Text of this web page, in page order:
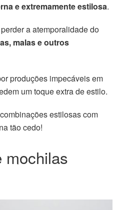
e extremamente estilosa.
a atemporalidade do
malas e outros
produções impecáveis em
um toque extra de estilo.
estilosas com
tão cedo!
mochilas